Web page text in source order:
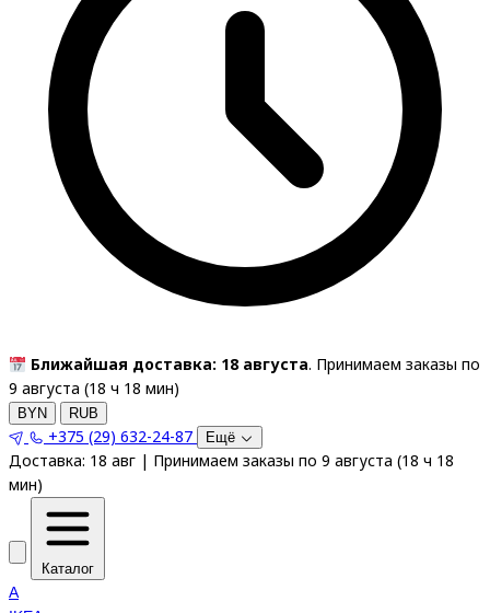
Ближайшая доставка: 18 августа. Принимаем заказы по
9 августа (18 ч 18 мин)
BYN RUB
+375 (29) 632-24-87 Ещё
Доставка: 18 авг | Принимаем заказы по 9 августа (18 ч 18
мин)
Каталог
A